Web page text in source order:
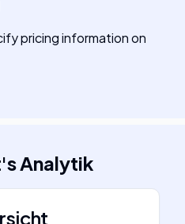
pricing information on
'sAnalytik